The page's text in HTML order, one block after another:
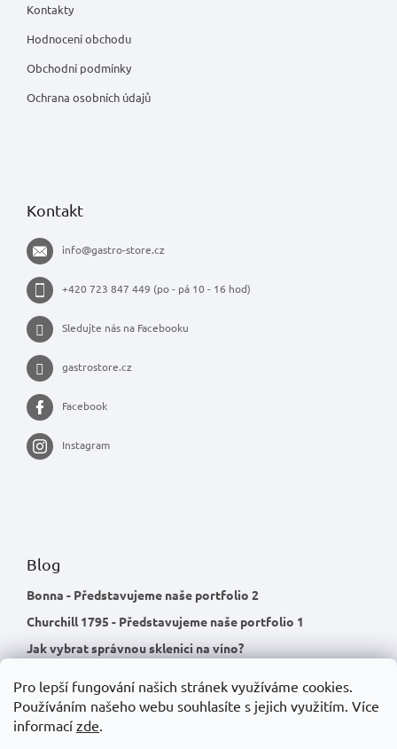
Pro lepší fungování našich stránek využíváme cookies.
Používáním našeho webu souhlasíte s jejich využitím. Více
informací zde.
Kontakty
Hodnocení obchodu
Obchodní podmínky
Ochrana osobních údajů
Kontakt
info@gastro-store.cz
+420 723 847 449 (po - pá 10 - 16 hod)
Sledujte nás na Facebooku
gastrostore.cz
Facebook
Instagram
Blog
Bonna - Představujeme naše portfolio 2
Churchill 1795 - Představujeme naše portfolio 1
Jak vybrat správnou sklenici na víno?